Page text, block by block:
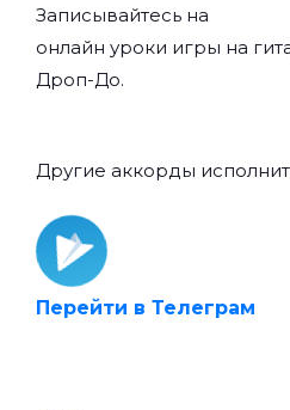
Записывайтесь на
онлайн уроки игры на
Дроп-До.
Другие аккорды
Перейти в Телеграм